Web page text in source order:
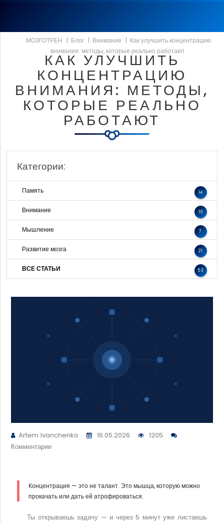
КАК УЛУЧШИТЬ
КОНЦЕНТРАЦИЮ
ВНИМАНИЯ: МЕТОДЫ,
КОТОРЫЕ РЕАЛЬНО
РАБОТАЮТ
МОЗГОТРЕН | Блог | Внимание | Как улучшить концентрацию
внимания: методы, которые реально работают
Категории:
Память 14
Внимание 10
Мышление 7
Развитие мозга 21
ВСЕ СТАТЬИ 53
Artem Ivanchenko 16.05.2026
1205
Комментарии
Концентрация — это не талант. Это мышца, которую можно
прокачать или дать ей атрофироваться.
Ты открываешь задачу — и через 5 минут уже листаешь